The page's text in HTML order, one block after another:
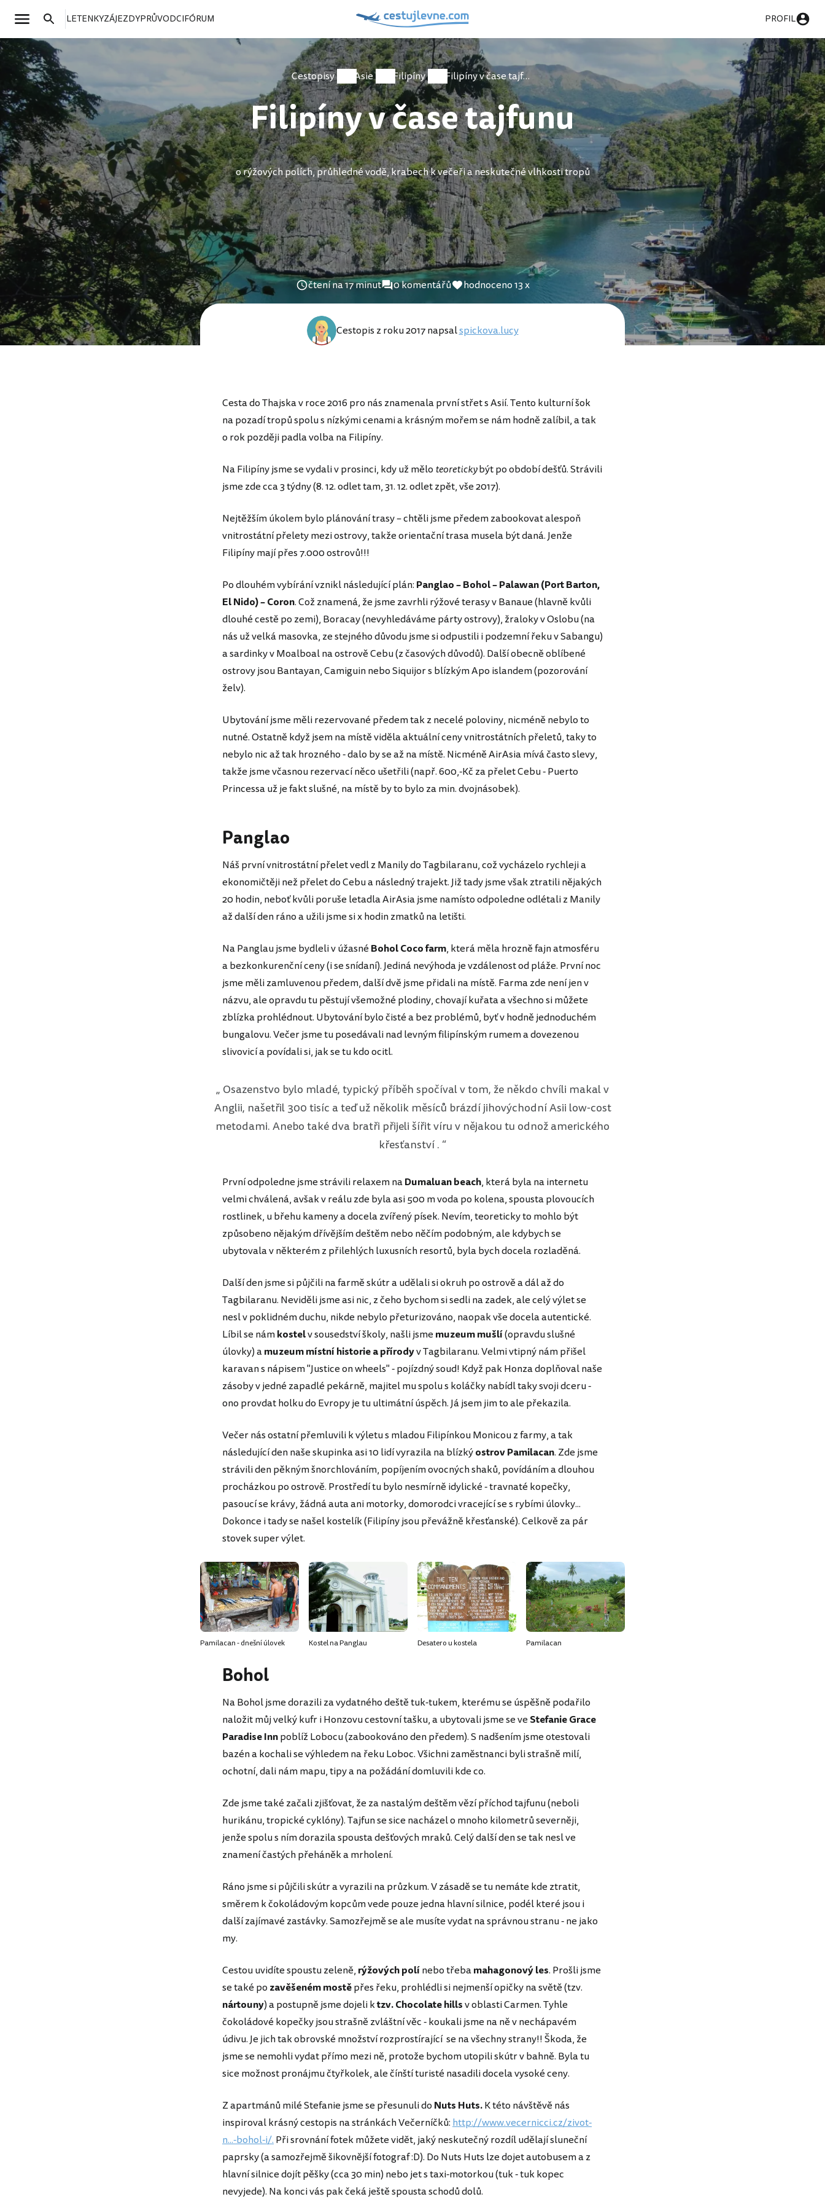
LETENKYZÁJEZDYPRŮVODCIFÓRUM PROFIL
Cestopisy Asie Filipíny Filipíny v čase tajfunu
Filipíny v čase tajfunu
o rýžových polích, průhledné vodě, krabech k večeři a neskutečné vlhkosti tropů
čtení na 17 minut 0 komentářů hodnoceno 13 x
Cestopis z roku 2017 napsalspickova.lucy
Cesta do Thajska v roce 2016 pro nás znamenala první střet s Asií. Tento kulturní šok
na pozadí tropů spolu s nízkými cenami a krásným mořem se nám hodně zalíbil, a tak
o rok později padla volba na Filipíny.
Na Filipíny jsme se vydali v prosinci, kdy už mělo teoretickybýt po období dešťů. Strávili
jsme zde cca 3 týdny (8. 12. odlet tam, 31. 12. odlet zpět, vše 2017).
Nejtěžším úkolem bylo plánování trasy – chtěli jsme předem zabookovat alespoň
vnitrostátní přelety mezi ostrovy, takže orientační trasa musela být daná. Jenže
Filipíny mají přes 7.000 ostrovů!!!
Po dlouhém vybírání vznikl následující plán: Panglao – Bohol – Palawan (Port Barton,
El Nido) – Coron. Což znamená, že jsme zavrhli rýžové terasy v Banaue (hlavně kvůli
dlouhé cestě po zemi), Boracay (nevyhledáváme párty ostrovy), žraloky v Oslobu (na
nás už velká masovka, ze stejného důvodu jsme si odpustili i podzemní řeku v Sabangu)
a sardinky v Moalboal na ostrově Cebu (z časových důvodů). Další obecně oblíbené
ostrovy jsou Bantayan, Camiguin nebo Siquijor s blízkým Apo islandem (pozorování
želv).
Ubytování jsme měli rezervované předem tak z necelé poloviny, nicméně nebylo to
nutné. Ostatně když jsem na místě viděla aktuální ceny vnitrostátních přeletů, taky to
nebylo nic až tak hrozného - dalo by se až na místě. Nicméně AirAsia mívá často slevy,
takže jsme včasnou rezervací něco ušetřili (např. 600,-Kč za přelet Cebu - Puerto
Princessa už je fakt slušné, na místě by to bylo za min. dvojnásobek).
Panglao
Náš první vnitrostátní přelet vedl z Manily do Tagbilaranu, což vycházelo rychleji a
ekonomičtěji než přelet do Cebu a následný trajekt. Již tady jsme však ztratili nějakých
20 hodin, neboť kvůli poruše letadla AirAsia jsme namísto odpoledne odlétali z Manily
až další den ráno a užili jsme si x hodin zmatků na letišti.
Na Panglau jsme bydleli v úžasné Bohol Coco farm, která měla hrozně fajn atmosféru
a bezkonkurenční ceny (i se snídaní). Jediná nevýhoda je vzdálenost od pláže. První noc
jsme měli zamluvenou předem, další dvě jsme přidali na místě. Farma zde není jen v
názvu, ale opravdu tu pěstují všemožné plodiny, chovají kuřata a všechno si můžete
zblízka prohlédnout. Ubytování bylo čisté a bez problémů, byť v hodně jednoduchém
bungalovu. Večer jsme tu posedávali nad levným filipínským rumem a dovezenou
slivovicí a povídali si, jak se tu kdo ocitl.
Osazenstvo bylo mladé, typický příběh spočíval v tom, že někdo chvíli makal v
Anglii, našetřil 300 tisíc a teď už několik měsíců brázdí jihovýchodní Asii low-cost
metodami. Anebo také dva bratři přijeli šířit víru v nějakou tu odnož amerického
křesťanství .
První odpoledne jsme strávili relaxem naDumaluan beach, která byla na internetu
velmi chválená, avšak v reálu zde byla asi 500 m voda po kolena, spousta plovoucích
rostlinek, u břehu kameny a docela zvířený písek. Nevím, teoreticky to mohlo být
způsobeno nějakým dřívějším deštěm nebo něčím podobným, ale kdybych se
ubytovala v některém z přilehlých luxusních resortů, byla bych docela rozladěná.
Další den jsme si půjčili na farmě skútr a udělali si okruh po ostrově a dál až do
Tagbilaranu. Neviděli jsme asi nic, z čeho bychom si sedli na zadek, ale celý výlet se
nesl v poklidném duchu, nikde nebylo přeturizováno, naopak vše docela autentické.
Líbil se námkostelv sousedství školy, našli jsme muzeum mušlí(opravdu slušné
úlovky) amuzeum místní historie a přírodyv Tagbilaranu. Velmi vtipný nám přišel
karavan s nápisem "Justice on wheels" - pojízdný soud! Když pak Honza doplňoval naše
zásoby v jedné zapadlé pekárně, majitel mu spolu s koláčky nabídl taky svoji dceru -
ono provdat holku do Evropy je tu ultimátní úspěch. Já jsem jim to ale překazila.
Večer nás ostatní přemluvili k výletu s mladou Filipínkou Monicou z farmy, a tak
následující den naše skupinka asi 10 lidí vyrazila na blízkýostrov Pamilacan. Zde jsme
strávili den pěkným šnorchlováním, popíjením ovocných shaků, povídáním a dlouhou
procházkou po ostrově. Prostředí tu bylo nesmírně idylické - travnaté kopečky,
pasoucí se krávy, žádná auta ani motorky, domorodci vracející se s rybími úlovky...
Dokonce i tady se našel kostelík (Filipíny jsou převážně křesťanské). Celkově za pár
stovek super výlet.
Pamilacan - dnešní úlovek Kostel na Panglau Desatero u kostela Pamilacan
Bohol
Na Bohol jsme dorazili za vydatného deště tuk-tukem, kterému se úspěšně podařilo
naložit můj velký kufr i Honzovu cestovní tašku, a ubytovali jsme se ve Stefanie Grace
Paradise Innpoblíž Lobocu (zabookováno den předem). S nadšením jsme otestovali
bazén a kochali se výhledem na řeku Loboc. Všichni zaměstnanci byli strašně milí,
ochotní, dali nám mapu, tipy a na požádání domluvili kde co.
Zde jsme také začali zjišťovat, že za nastalým deštěm vězí příchod tajfunu (neboli
hurikánu, tropické cyklóny). Tajfun se sice nacházel o mnoho kilometrů severněji,
jenže spolu s ním dorazila spousta dešťových mraků. Celý další den se tak nesl ve
znamení častých přeháněk a mrholení.
Ráno jsme si půjčili skútr a vyrazili na průzkum. V zásadě se tu nemáte kde ztratit,
směrem k čokoládovým kopcům vede pouze jedna hlavní silnice, podél které jsou i
další zajímavé zastávky. Samozřejmě se ale musíte vydat na správnou stranu - ne jako
my.
Cestou uvidíte spoustu zeleně, rýžových polínebo třebamahagonový les. Prošli jsme
se také po zavěšeném mostěpřes řeku, prohlédli si nejmenší opičky na světě (tzv.
nártouny) a postupně jsme dojeli ktzv. Chocolate hillsv oblasti Carmen. Tyhle
čokoládové kopečky jsou strašně zvláštní věc - koukali jsme na ně v nechápavém
údivu. Je jich tak obrovské množství rozprostírající se na všechny strany!! Škoda, že
jsme se nemohli vydat přímo mezi ně, protože bychom utopili skútr v bahně. Byla tu
sice možnost pronájmu čtyřkolek, ale čínští turisté nasadili docela vysoké ceny.
Z apartmánů milé Stefanie jsme se přesunuli do Nuts Huts.K této návštěvě nás
inspiroval krásný cestopis na stránkách Večerníčků:http://www.vecernicci.cz/zivot-
n...-bohol-i/.Při srovnání fotek můžete vidět, jaký neskutečný rozdíl udělají sluneční
paprsky (a samozřejmě šikovnější fotograf :D). Do Nuts Huts lze dojet autobusem a z
hlavní silnice dojít pěšky (cca 30 min) nebo jet s taxi-motorkou (tuk - tuk kopec
nevyjede). Na konci vás pak čeká ještě spousta schodů dolů.